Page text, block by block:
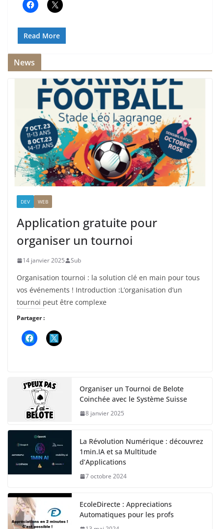
Read More
News
DEV WEB
Application gratuite pour
organiser un tournoi
14 janvier 2025 Sub
Organisation tournoi : la solution clé en main pour tous
vos événements ! Introduction :L’organisation d’un
tournoi peut être complexe
Partager :
Organiser un Tournoi de Belote
Coinchée avec le Système Suisse
8 janvier 2025
La Révolution Numérique : découvrez
1min.IA et sa Multitude
d’Applications
7 octobre 2024
EcoleDirecte : Appreciations
Automatiques pour les profs